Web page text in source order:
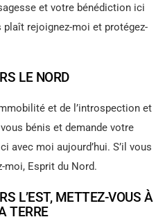
et votre bénédiction ici
plaît rejoignez-moi et protégez-
LE NORD
et de l’introspection et
bénis et demande votre
avec moi aujourd’hui. S’il vous
moi, Esprit du Nord.
L’EST, METTEZ-VOUS À
TERRE